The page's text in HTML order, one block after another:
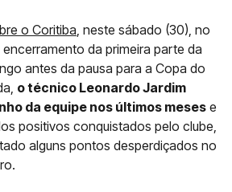
o Coritiba , neste sábado (30), no
da primeira parte da
antes da pausa para a Copa do
o técnico Leonardo Jardim
da equipe nos últimos meses e
positivos conquistados pelo clube,
alguns pontos desperdiçados no